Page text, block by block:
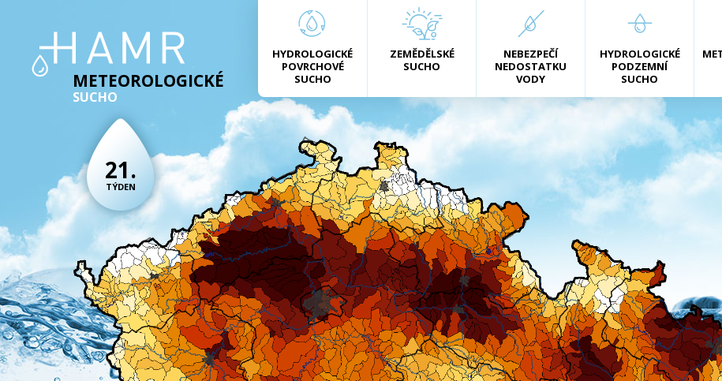
HYDROLOGICKÉ
POVRCHOVÉ
SUCHO
ZEMĚDĚLSKÉ
SUCHO
NEBEZPEČÍ
NEDOSTATKU
VODY
HYDROLOGICKÉ
PODZEMNÍ
SUCHO
METEOROLOGICKÉ
SUCHO
21.
TÝDEN